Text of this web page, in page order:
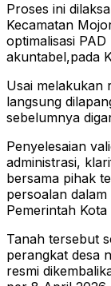
Proses ini
Kecamatan
optimalisasi
akuntabel,pada
Usai melakukan
langsung
sebelumnya
Penyelesaian
administrasi,
bersama pihak
persoalan
Pemerintah Kota
Tanah tersebut
perangkat desa
resmi